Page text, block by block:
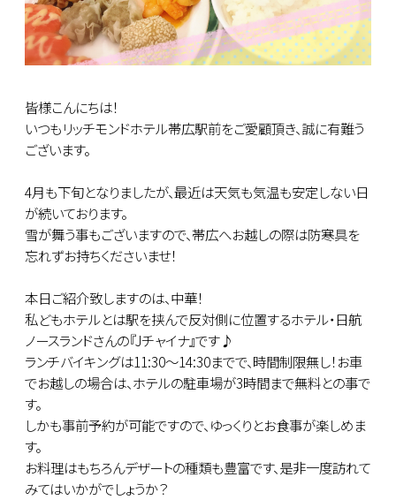
皆様こんにちは！
いつもリッチモンドホテル帯広駅前をご愛顧頂き、誠に有難う
ございます。
4月も下旬となりましたが、最近は天気も気温も安定しない日
が続いております。
雪が舞う事もございますので、帯広へお越しの際は防寒具を
忘れずお持ちくださいませ！
本日ご紹介致しますのは、中華！
私どもホテルとは駅を挟んで反対側に位置するホテル・日航
ノースランドさんの『Jチャイナ』です♪
ランチバイキングは11:30～14:30までで、時間制限無し！お車
でお越しの場合は、ホテルの駐車場が3時間まで無料との事で
す。
しかも事前予約が可能ですので、ゆっくりとお食事が楽しめま
す。
お料理はもちろんデザートの種類も豊富です、是非一度訪れて
みてはいかがでしょうか？